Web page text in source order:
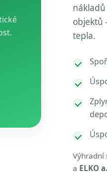
objektů
tepla.
Výhradní
a ELKO